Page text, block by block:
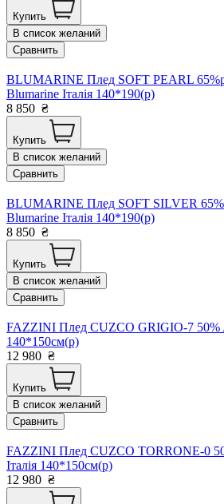
Купить
В список желаний
Сравнить
BLUMARINE Плед SOFT PEARL 65%pl
Blumarine Італія 140*190(р)
8 850 ₴
Купить
В список желаний
Сравнить
BLUMARINE Плед SOFT SILVER
Blumarine Італія 140*190(р)
8 850 ₴
Купить
В список желаний
Сравнить
FAZZINI Плед CUZCO GRIGIO-7 50%
140*150см(р)
12 980 ₴
Купить
В список желаний
Сравнить
FAZZINI Плед CUZCO TORRONE-0
Італія 140*150см(р)
12 980 ₴